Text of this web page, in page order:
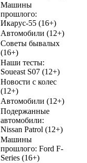
Машины
прошлого:
Икарус-55 (16+)
Автомобили (12+)
Советы бывалых
(16+)
Наши тесты:
Soueast S07 (12+)
Новости с колес
(12+)
Автомобили (12+)
Подержанные
автомобили:
Nissan Patrol (12+)
Машины
прошлого: Ford F-
Series (16+)